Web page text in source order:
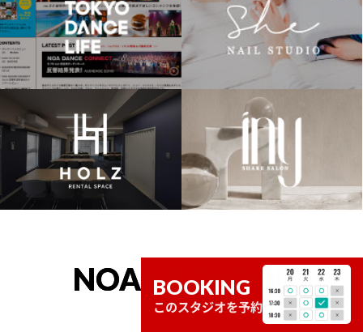
BOOKING
このスタジオを予約
NOAH SCHOOL
関連スクール